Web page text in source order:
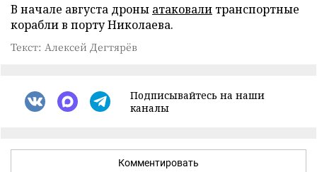
В начале августа дроны атаковали транспортные
корабли в порту Николаева.
Текст: Алексей Дегтярёв
Подписывайтесь на наши
каналы
Комментировать